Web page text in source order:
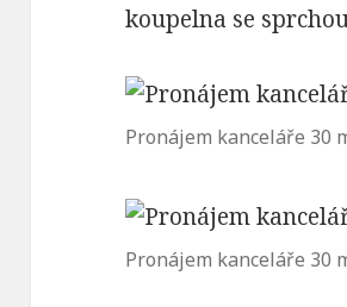
koupelna se
Pronájem kanceláře 30
Pronájem kanceláře 30